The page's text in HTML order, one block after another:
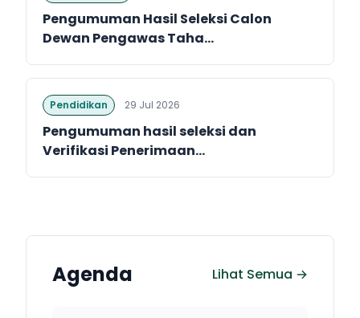
Pengumuman Hasil Seleksi Calon
Dewan Pengawas Taha...
Pendidikan 29 Jul 2026
Pengumuman hasil seleksi dan
Verifikasi Penerimaan...
Agenda Lihat Semua →